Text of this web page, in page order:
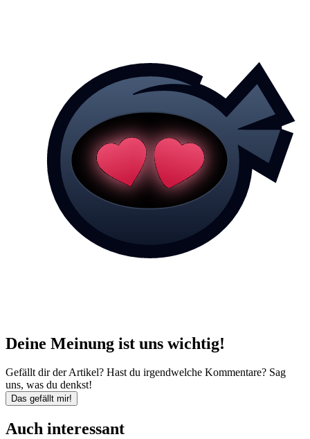
Deine Meinung ist uns wichtig!
Gefällt dir der Artikel? Hast du irgendwelche Kommentare? Sag
uns, was du denkst!
Das gefällt mir!
Auch interessant